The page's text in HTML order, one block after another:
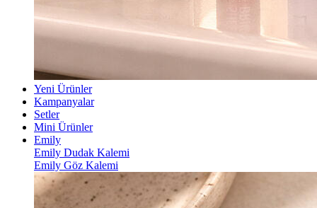
Yeni Ürünler
Kampanyalar
Setler
Mini Ürünler
Emily
Emily Dudak Kalemi
Emily Göz Kalemi